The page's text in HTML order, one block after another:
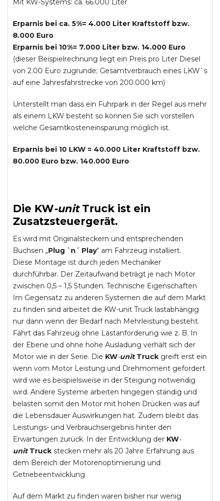
Mit KW-Systems: ca. 66.000 Liter
Erparnis bei ca. 5%= 4.000 Liter Kraftstoff bzw.
8.000 Euro
Erparnis bei 10%= 7.000 Liter bzw. 14.000 Euro
(dieser Beispielrechnung liegt ein Preis pro Liter Diesel
von 2.00 Euro zugrunde; Gesamtverbrauch eines LKW`s
auf eine Jahresfahrstrecke von 200.000 km)
Unterstellt man dass ein Fuhrpark in der Regel aus mehr
als einem LKW besteht so können Sie sich vorstellen
welche Gesamtkosteneinsparung möglich ist.
Erparnis bei 10 LKW = 40.000 Liter Kraftstoff bzw.
80.000 Euro bzw. 140.000 Euro
Die KW-unit Truckist ein
Zusatzsteuergerät.
Es wird mit Originalsteckern und entsprechenden
Buchsen „Plug `n´ Play“ am Fahrzeug installiert.
Diese Montage ist durch jeden Mechaniker
durchführbar. Der Zeitaufwand beträgt je nach Motor
zwischen 0,5 – 1,5 Stunden. Technische Eigenschaften
Im Gegensatz zu anderen Systemen die auf dem Markt
zu finden sind arbeitet die KW-unit Truck lastabhängig
nur dann wenn der Bedarf nach Mehrleistung besteht.
Fährt das Fahrzeug ohne Lastanforderung wie z. B. In
der Ebene und ohne hohe Ausladung verhält sich der
Motor wie in der Serie. Die KW-unit Truck greift erst ein
wenn vom Motor Leistung und Drehmoment gefordert
wird wie es beispielsweise in der Steigung notwendig
wird. Andere Systeme arbeiten hingegen ständig und
belasten somit den Motor mit hohen Drücken was auf
die Lebensdauer Auswirkungen hat. Zudem bleibt das
Leistungs- und Verbrauchsergebnis hinter den
Erwartungen zurück. In der Entwicklung der KW-
unit Truck stecken mehr als 20 Jahre Erfahrung aus
dem Bereich der Motorenoptimierung und
Getriebeentwicklung.
Auf dem Markt zu finden waren bisher nur wenig